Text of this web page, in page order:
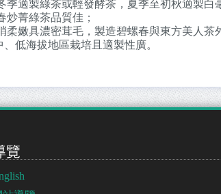
季適製綠茶或輕發酵茶，夏季至初秋適製
炒菁綠茶品質佳；
柔嫩具濃密茸毛，製造碧螺春與東方美人茶
、低海拔地區栽培且適製性廣。
覽